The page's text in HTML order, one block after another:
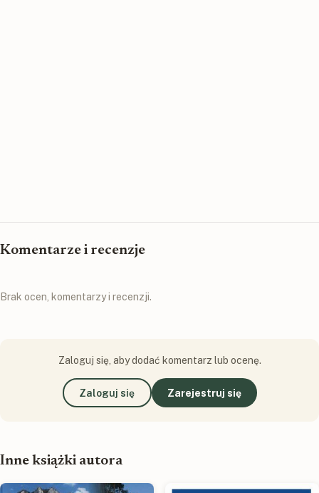
Komentarze i recenzje
Brak ocen, komentarzy i recenzji.
Zaloguj się, aby dodać komentarz lub ocenę.
Zaloguj się Zarejestruj się
Inne książki autora